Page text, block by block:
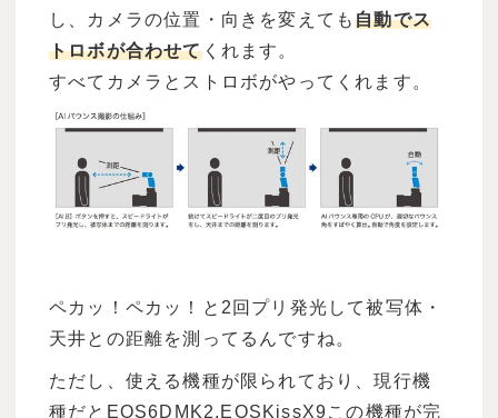
し、カメラの位置・向きを変えても自動でス
トロボが合わせてくれます。
すべてカメラとストロボがやってくれます。
ペカッ！ペカッ！と2回プリ発光して被写体・
天井との距離を測ってるんですね。
ただし、使える機種が限られており、現行機
種だとEOS6DMK2,EOSKissX9この機種が完